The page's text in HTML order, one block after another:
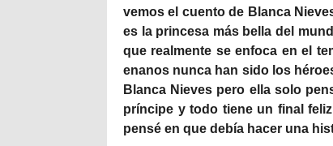
vemos el cuento de Blanca
es la princesa más bella del
que realmente se enfoca en el
enanos nunca han sido los
Blanca Nieves pero ella solo
príncipe y todo tiene un final
pensé en que debía hacer una